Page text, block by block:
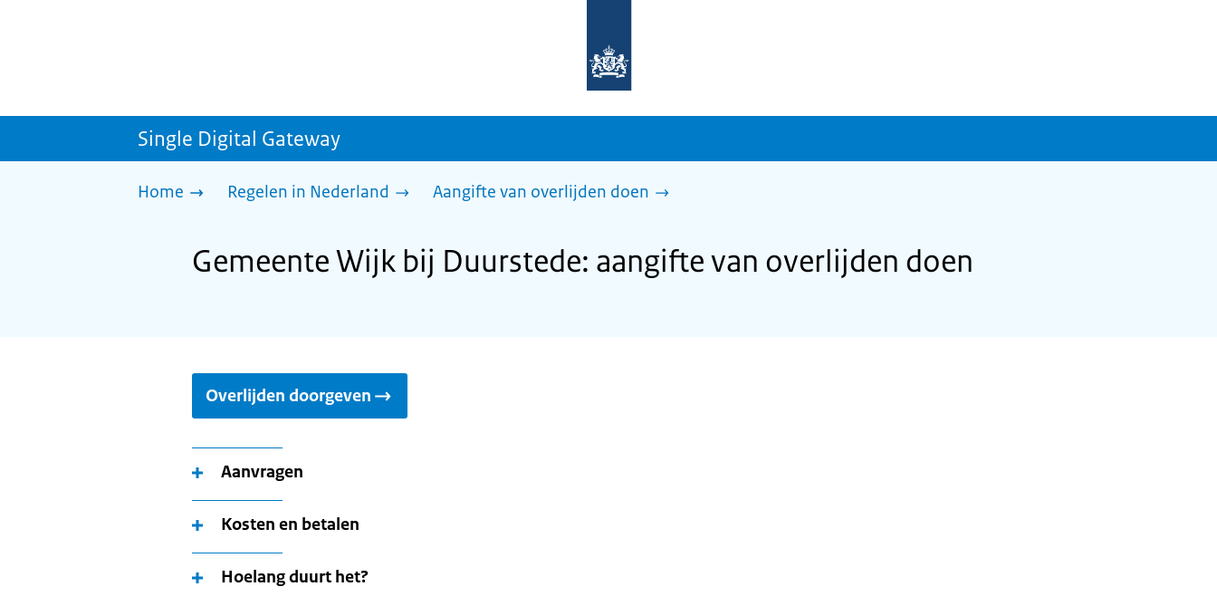
homepage
sdg.rijksoverheid.nl
Single Digital Gateway
Home Regelen in Nederland Aangifte van overlijden doen
Gemeente Wijk bij Duurstede: aangifte van overlijden doen
Overlijden doorgeven
Aanvragen
Kosten en betalen
Hoelang duurt het?